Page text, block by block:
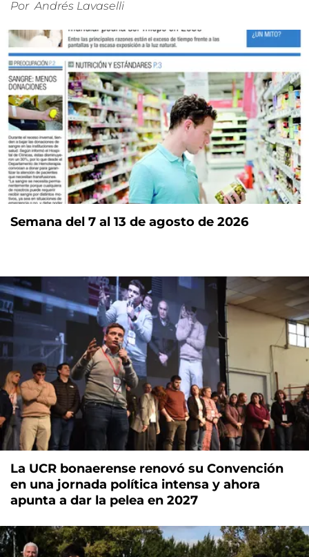
Por Andrés Lavaselli
Semana del 7 al 13 de agosto de 2026
La UCR bonaerense renovó su Convención
en una jornada política intensa y ahora
apunta a dar la pelea en 2027